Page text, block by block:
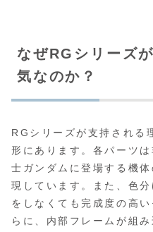
なぜRGシリーズ
気なのか？
RGシリーズが支持される
形にあります。各パーツ
士ガンダムに登場する機
現しています。また、色
をしなくても完成度の高
らに、内部フレームが組